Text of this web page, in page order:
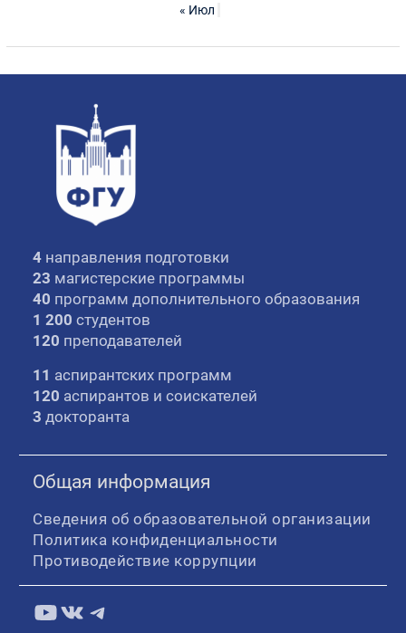
« Июл
4 направления подготовки
23 магистерские программы
40 программ дополнительного образования
1 200 студентов
120 преподавателей
11 аспирантских программ
120 аспирантов и соискателей
3 докторанта
Общая информация
Сведения об образовательной организации
Политика конфиденциальности
Противодействие коррупции
YouTube
ВКонтакте
Telegram